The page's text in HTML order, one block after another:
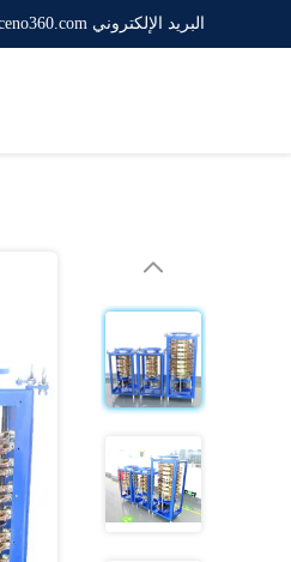
البريد الإلكتروني inquiry@ceno360.com